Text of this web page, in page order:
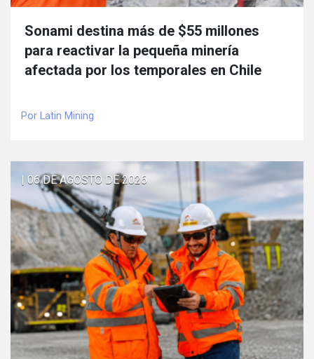
Sonami destina más de $55 millones
para reactivar la pequeña minería
afectada por los temporales en Chile
Por Latin Mining
| 06 DE AGOSTO DE 2026